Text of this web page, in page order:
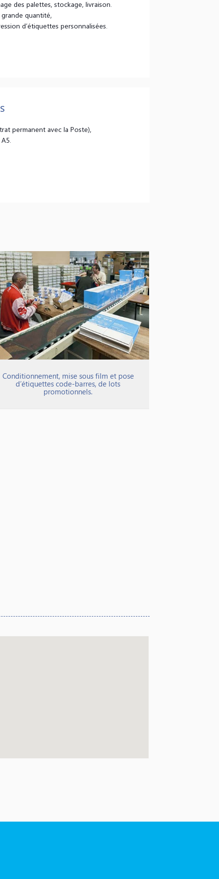
des palettes, stockage, livraison.
quantité,
d’étiquettes personnalisées.
permanent avec la Poste),
Conditionnement, mise sous film et pose
d’étiquettes code-barres, de lots
promotionnels.